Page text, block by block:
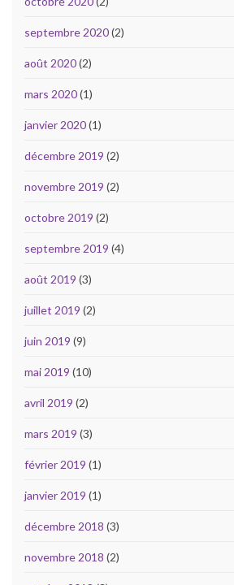
septembre 2020(2)
août 2020(2)
mars 2020(1)
janvier 2020(1)
décembre 2019 (2)
novembre 2019 (2)
octobre 2019 (2)
septembre 2019 (4)
août 2019 (3)
juillet 2019 (2)
juin 2019 (9)
mai 2019 (10)
avril 2019 (2)
mars 2019 (3)
février 2019 (1)
janvier 2019 (1)
décembre 2018 (3)
novembre 2018 (2)